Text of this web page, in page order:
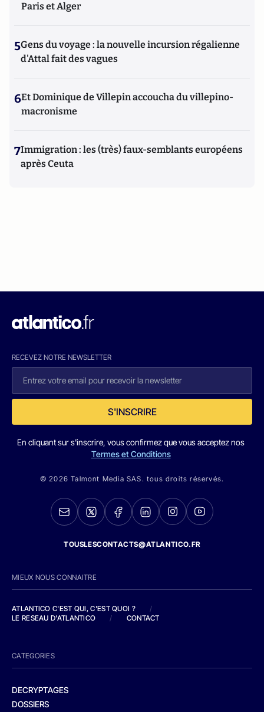
Paris et Alger
5Gens du voyage : la nouvelle incursion régalienne
d'Attal fait des vagues
6Et Dominique de Villepin accoucha du villepino-
macronisme
7Immigration : les (très) faux-semblants européens
après Ceuta
RECEVEZ NOTRE NEWSLETTER
S'INSCRIRE
En cliquant sur s'inscrire, vous confirmez que vous acceptez nos
Termes et Conditions
© 2026 Talmont Media SAS. tous droits réservés.
TOUSLESCONTACTS@ATLANTICO.FR
MIEUX NOUS CONNAITRE
ATLANTICO C'EST QUI, C'EST QUOI ?
/
LE RESEAU D'ATLANTICO
/ CONTACT
CATEGORIES
DECRYPTAGES
DOSSIERS